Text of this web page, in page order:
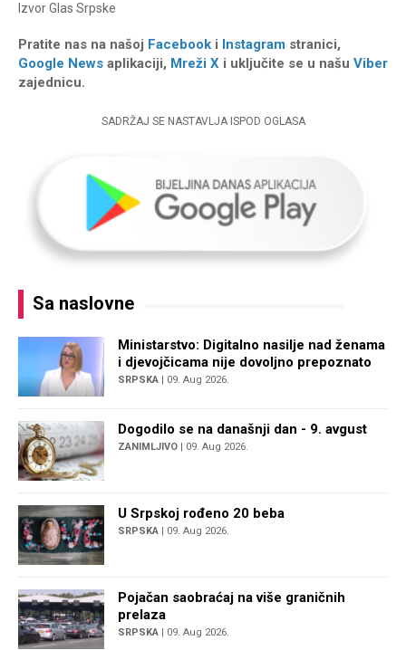
IzvorGlas Srpske
Pratite nas na našoj Facebook i Instagram stranici,
Google News aplikaciji, Mreži X i uključite se u našu Viber
zajednicu.
SADRŽAJ SE NASTAVLJA ISPOD OGLASA
Sa naslovne
Ministarstvo: Digitalno nasilje nad ženama
i djevojčicama nije dovoljno prepoznato
SRPSKA | 09. Aug 2026.
Dogodilo se na današnji dan - 9. avgust
ZANIMLJIVO | 09. Aug 2026.
U Srpskoj rođeno 20 beba
SRPSKA | 09. Aug 2026.
Pojačan saobraćaj na više graničnih
prelaza
SRPSKA | 09. Aug 2026.